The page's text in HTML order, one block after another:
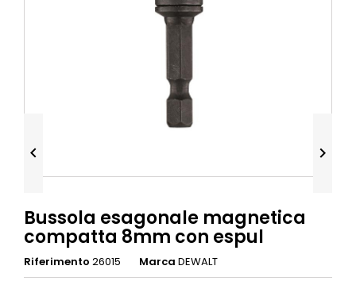
 
Bussola esagonale magnetica
compatta 8mm con espul
Riferimento 26015 Marca DEWALT